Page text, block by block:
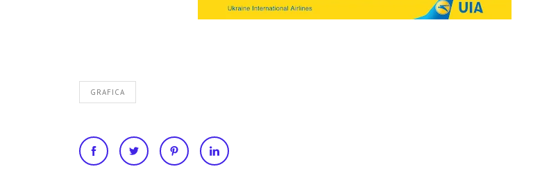
GRAFICA